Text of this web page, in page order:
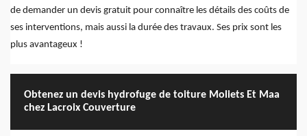
de demander un devis gratuit pour connaître les détails des coûts de
ses interventions, mais aussi la durée des travaux. Ses prix sont les
plus avantageux !
Obtenez un devis hydrofuge de toiture Moliets Et Maa
chez Lacroix Couverture